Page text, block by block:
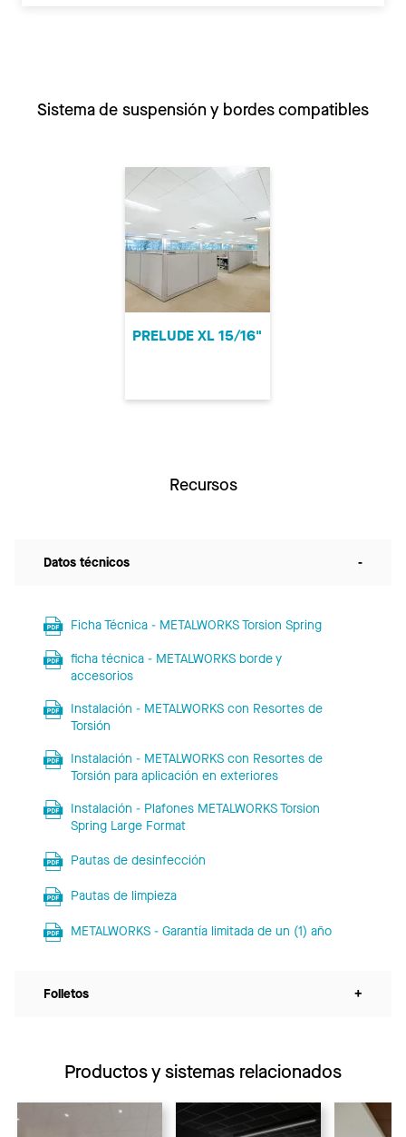
Sistema de suspensión y bordes compatibles
PRELUDE XL 15/16"
Recursos
Datos técnicos -
Ficha Técnica - METALWORKS Torsion Spring
ficha técnica - METALWORKS borde y
accesorios
Instalación - METALWORKS con Resortes de
Torsión
Instalación - METALWORKS con Resortes de
Torsión para aplicación en exteriores
Instalación - Plafones METALWORKS Torsion
Spring Large Format
Pautas de desinfección
Pautas de limpieza
METALWORKS - Garantía limitada de un (1) año
Folletos +
Productos y sistemas relacionados